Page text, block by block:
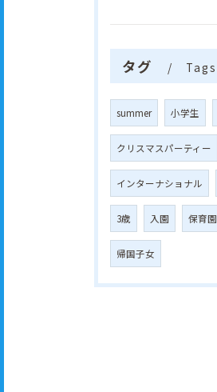
タグ Tags
summer 小学生
クリスマスパーティー
インターナショナル
3歳 入園 保育園
帰国子女